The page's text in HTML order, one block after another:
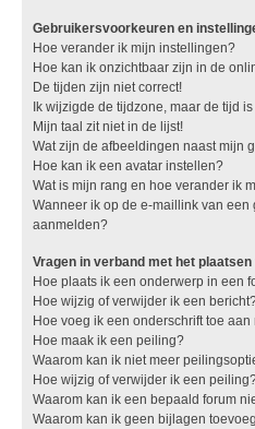
Gebruikersvoorkeuren en
Hoe verander ik mijn instellingen?
Hoe kan ik onzichtbaar zijn in de
De tijden zijn niet correct!
Ik wijzigde de tijdzone, maar de tijd
Mijn taal zit niet in de lijst!
Wat zijn de afbeeldingen naast mijn
Hoe kan ik een avatar instellen?
Wat is mijn rang en hoe verander ik
Wanneer ik op de e-maillink van een
aanmelden?
Vragen in verband met het
Hoe plaats ik een onderwerp in een
Hoe wijzig of verwijder ik een
Hoe voeg ik een onderschrift toe
Hoe maak ik een peiling?
Waarom kan ik niet meer
Hoe wijzig of verwijder ik een
Waarom kan ik een bepaald forum
Waarom kan ik geen bijlagen